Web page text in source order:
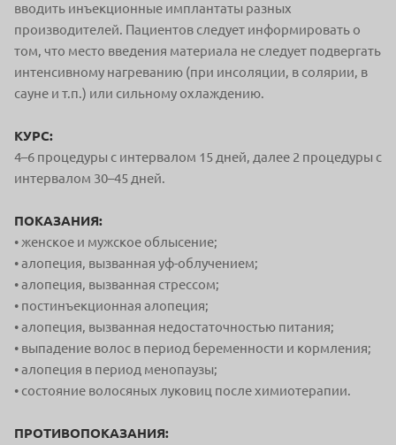
вводить инъекционные имплантаты разных
производителей. Пациентов следует информировать о
том, что место введения материала не следует подвергать
интенсивному нагреванию (при инсоляции, в солярии, в
сауне и т.п.) или сильному охлаждению.
КУРС:
4–6 процедуры с интервалом 15 дней, далее 2 процедуры с
интервалом 30–45 дней.
ПОКАЗАНИЯ:
• женское и мужское облысение;
• алопеция, вызванная уф-облучением;
• алопеция, вызванная стрессом;
• постинъекционная алопеция;
• алопеция, вызванная недостаточностью питания;
• выпадение волос в период беременности и кормления;
• алопеция в период менопаузы;
• состояние волосяных луковиц после химиотерапии.
ПРОТИВОПОКАЗАНИЯ: